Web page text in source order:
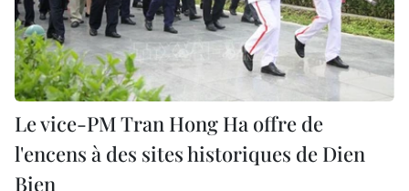
Le vice-PM Tran Hong Ha offre de
l'encens à des sites historiques de Dien
Bien